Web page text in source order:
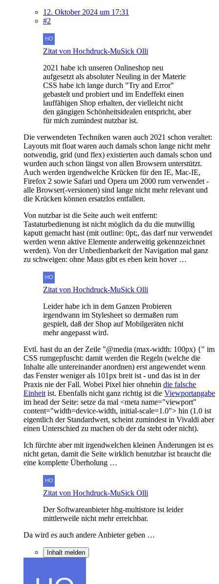
12. Oktober 2024 um 17:31
#2
Zitat von Hochdruck-MuSick Olli
2021 habe ich unseren Onlineshop neu
aufgesetzt als absoluter Neuling in der Materie
CSS habe ich lange durch "Try and Error"
gebastelt und probiert und im Endeffekt einen
lauffähigen Shop erhalten, der vielleicht nicht
den gängigen Schönheitsidealen entspricht, aber
für mich zumindest nutzbar ist.
Die verwendeten Techniken waren auch 2021 schon veraltet:
Layouts mit float waren auch damals schon lange nicht mehr
notwendig, grid (und flex) existierten auch damals schon und
wurden auch schon längst von allen Browsern unterstützt.
Auch werden irgendwelche Krücken für den IE, Mac-IE,
Firefox 2 sowie Safari und Opera um 2000 rum verwendet -
alle Browser(-versionen) sind lange nicht mehr relevant und
die Krücken können ersatzlos entfallen.
Von nutzbar ist die Seite auch weit entfernt:
Tastaturbedienung ist nicht möglich da du die mutwillig
kaputt gemacht hast (mit outline: 0pt;, das darf nur verwendet
werden wenn aktive Elemente anderweitig gekennzeichnet
werden). Von der Unbedienbarkeit der Navigation mal ganz
zu schweigen: ohne Maus gibt es eben kein hover …
Zitat von Hochdruck-MuSick Olli
Leider habe ich in dem Ganzen Probieren
irgendwann im Stylesheet so dermaßen rum
gespielt, daß der Shop auf Mobilgeräten nicht
mehr angepasst wird.
Evtl. hast du an der Zeile "@media (max-width: 100px) {" im
CSS rumgepfuscht: damit werden die Regeln (welche die
Inhalte alle untereinander anordnen) erst angewendet wenn
das Fenster weniger als 101px breit ist - und das ist in der
Praxis nie der Fall. Wobei Pixel hier ohnehin die falsche
Einheit ist. Ebenfalls nicht ganz richtig ist die Viewportangabe
im head der Seite: setze da mal <meta name="viewport"
content="width=device-width, initial-scale=1.0"> hin (1.0 ist
eigentlich der Standardwert, scheint zumindest in Vivaldi aber
einen Unterschied zu machen ob der da steht oder nicht).
Ich fürchte aber mit irgendwelchen kleinen Änderungen ist es
nicht getan, damit die Seite wirklich benutzbar ist braucht die
eine komplette Überholung …
Zitat von Hochdruck-MuSick Olli
Der Softwareanbieter hhg-multistore ist leider
mittlerweile nicht mehr erreichbar.
Da wird es auch andere Anbieter geben …
Inhalt melden